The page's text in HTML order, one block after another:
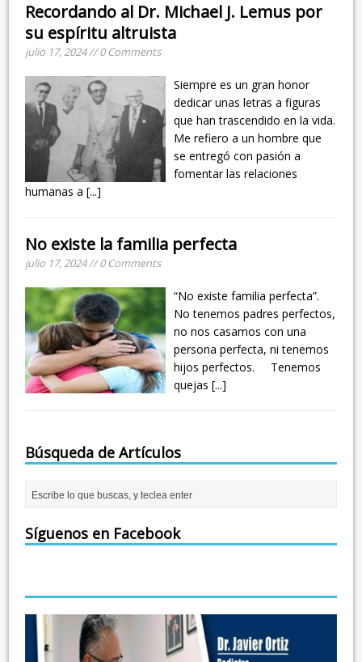
Recordando al Dr. Michael J. Lemus por
su espíritu altruista
julio 17, 2024 // 0 Comments
Siempre es un gran honor
dedicar unas letras a figuras
que han trascendido en la vida.
Me refiero a un hombre que
se entregó con pasión a
fomentar las relaciones
humanas a[...]
No existe la familia perfecta
julio 17, 2024 // 0 Comments
“No existe familia perfecta”.
No tenemos padres perfectos,
no nos casamos con una
persona perfecta, ni tenemos
hijos perfectos. Tenemos
quejas[...]
Búsqueda de Artículos
Síguenos en Facebook